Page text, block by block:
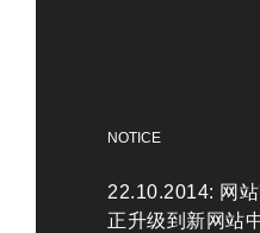
NOTICE
22.10.2014: 网
正升级到新网站